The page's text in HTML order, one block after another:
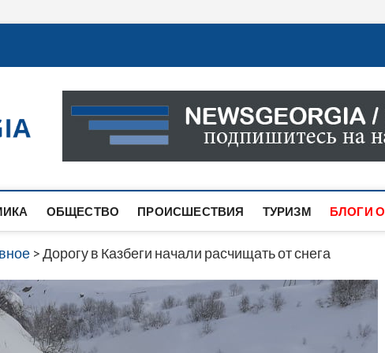
Новости Грузии
САМАЯ АКТУАЛЬНАЯ ИНФОРМАЦИЯ О СОБЫТИЯХ
САЙТЕ ВЫ НАЙДЕТЕ НОВОСТИ ПОЛИТИКИ,
ОБЩЕСТВО ПРОИСШЕСТВИЯ ТУРИЗМ БЛОГИ
>Дорогу в Казбеги начали расчищать от снега